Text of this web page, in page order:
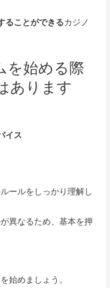
ることができるカジノ
を始める際
あります
イス
ールをしっかり理解し
異なるため、基本を押
始めましょう。